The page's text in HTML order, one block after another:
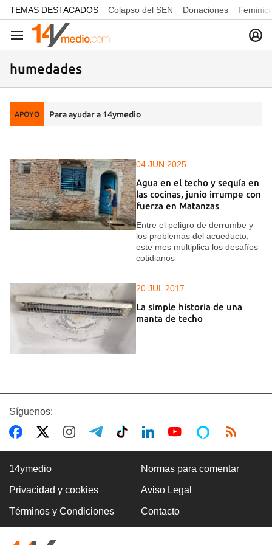
common.go-to-content
TEMAS DESTACADOS Colapso del SEN Donaciones
Navegación
humedades
APOYO Para ayudar a 14ymedio
04 JUN 2025
Agua en el techo y sequía en
las cocinas, junio irrumpe con
fuerza en Matanzas
Entre el peligro de derrumbe y
los problemas del acueducto,
este mes multiplica los desafíos
cotidianos
20 JUL 2017
La simple historia de una
manta de techo
Síguenos:
14ymedio Normas para comentar
Privacidad y cookies Aviso Legal
Términos y Condiciones Contacto